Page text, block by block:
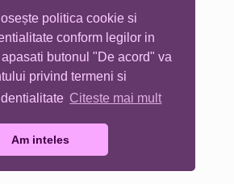
politica cookie si
conform legilor in
butonul "De acord" va
privind termeni si
Citeste mai mult
Am inteles